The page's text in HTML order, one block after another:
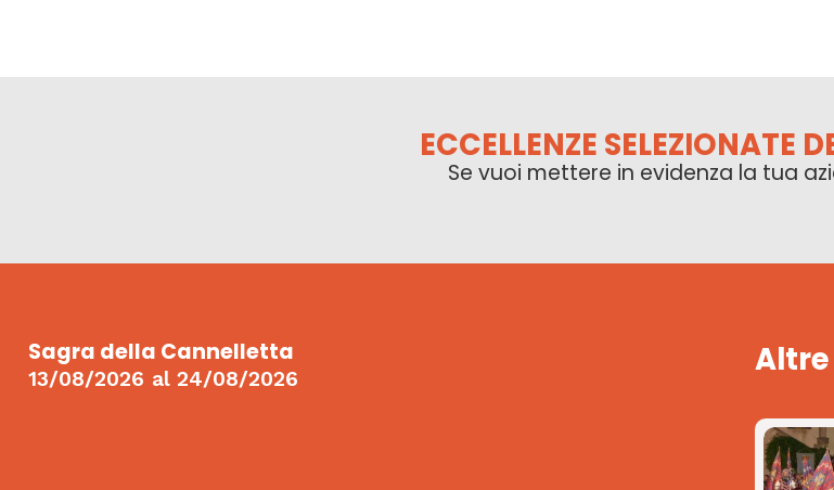
ECCELLENZE SELEZIONATE
Se vuoi mettere in evidenza la tua
Sagra della Cannelletta
13/08/2026 al24/08/2026